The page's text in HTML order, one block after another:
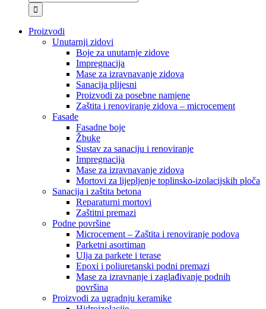
Proizvodi
Unutarnji zidovi
Boje za unutarnje zidove
Impregnacija
Mase za izravnavanje zidova
Sanacija plijesni
Proizvodi za posebne namjene
Zaštita i renoviranje zidova – microcement
Fasade
Fasadne boje
Žbuke
Sustav za sanaciju i renoviranje
Impregnacija
Mase za izravnavanje zidova
Mortovi za lijepljenje toplinsko-izolacijskih ploča
Sanacija i zaštita betona
Reparaturni mortovi
Zaštitni premazi
Podne površine
Microcement – Zaštita i renoviranje podova
Parketni asortiman
Ulja za parkete i terase
Epoxi i poliuretanski podni premazi
Mase za izravnanje i zaglađivanje podnih
površina
Proizvodi za ugradnju keramike